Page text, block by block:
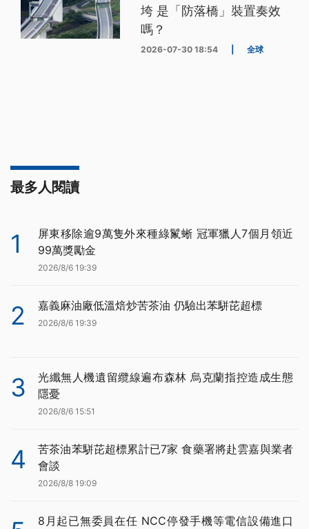
垮 是「防落橋」裝置奏效
嗎？
2026-07-30 18:54 全球
最多人閱讀
1
屏東移除逾9萬隻外來種綠鬣蜥 冠軍獵人7個月領近
99萬獎勵金
2026/8/6 19:39
2 嘉義麻油廠低溫焙炒苦茶油 仍驗出苯駢芘超標
2026/8/6 19:39
3
光纖無人機遺留纜線遍布森林 烏克蘭指控造成生態
隱憂
2026/8/6 15:51
4
苦茶油苯駢芘超標累計已7家 食藥署將赴雲嘉與業者
會談
2026/8/8 19:09
8月起已無委員在任 NCC停發手機等電信設備進口